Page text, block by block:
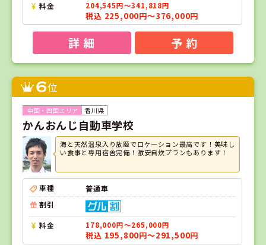
料金 204,545円～341,818円
税込 225,000円～376,000円
詳 細 予 約
6位
香川県
かんおんじ自動車学校
海と天然温泉入り放題でロケーション最高です！美味し
い食事と専用宿舎完備！激安自炊プランもあります！
車種
普通車
割引
料金 178,000円～265,000円
税込 195,800円～291,500円